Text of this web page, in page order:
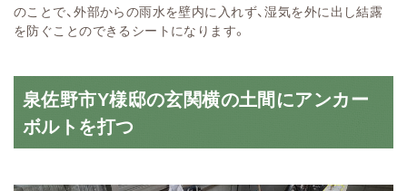
のことで、外部からの雨水を壁内に入れず、湿気を外に出し結露
を防ぐことのできるシートになります。
泉佐野市Y様邸の玄関横の土間にアンカー
ボルトを打つ